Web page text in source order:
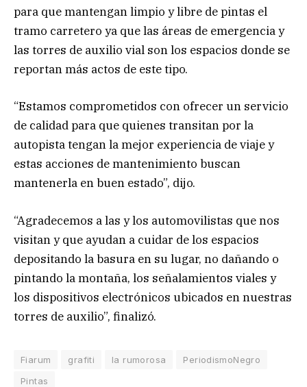
para que mantengan limpio y libre de pintas el
tramo carretero ya que las áreas de emergencia y
las torres de auxilio vial son los espacios donde se
reportan más actos de este tipo.
“Estamos comprometidos con ofrecer un servicio
de calidad para que quienes transitan por la
autopista tengan la mejor experiencia de viaje y
estas acciones de mantenimiento buscan
mantenerla en buen estado”, dijo.
“Agradecemos a las y los automovilistas que nos
visitan y que ayudan a cuidar de los espacios
depositando la basura en su lugar, no dañando o
pintando la montaña, los señalamientos viales y
los dispositivos electrónicos ubicados en nuestras
torres de auxilio”, finalizó.
Fiarum grafiti la rumorosa
PeriodismoNegro
Pintas